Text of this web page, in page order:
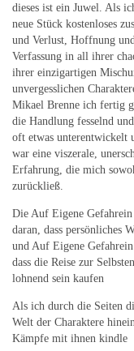
dieses ist ein Juwel. Als
neue Stück kostenloses
und Verlust, Hoffnung
Verfassung in all ihrer
ihrer einzigartigen
unvergesslichen
Mikael Brenne ich fertig
die Handlung fesselnd
oft etwas unterentwickelt
war eine viszerale,
Erfahrung, die mich
zurückließ.
Die Auf Eigene
daran, dass persönliches
und Auf Eigene
dass die Reise zur
lohnend sein kaufen
Als ich durch die Seiten
Welt der Charaktere
Kämpfe mit ihnen kindle